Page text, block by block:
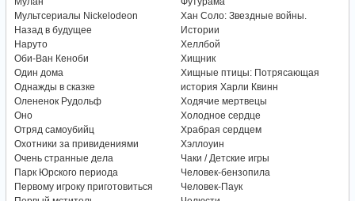
Мультсериалы Nickelodeon
Назад в будущее
Наруто
Оби-Ван Кеноби
Один дома
Однажды в сказке
Олененок Рудольф
Оно
Отряд самоубийц
Охотники за привидениями
Очень странные дела
Парк Юрского периода
Первому игроку приготовиться
Хан Соло: Звездные войны.
Истории
Хеллбой
Хищник
Хищные птицы: Потрясающая
история Харли Квинн
Ходячие мертвецы
Холодное сердце
Храбрая сердцем
Хэллоуин
Чаки / Детские игры
Человек-бензопила
Человек-Паук